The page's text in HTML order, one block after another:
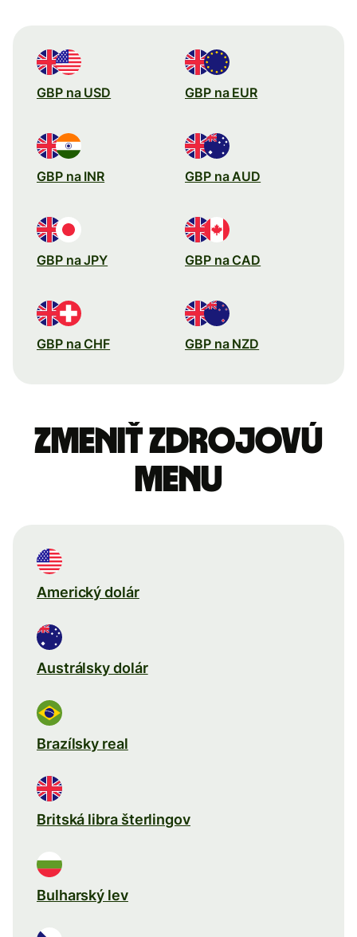
GBP na USD GBP na EUR
GBP na INR GBP na AUD
GBP na JPY GBP na CAD
GBP na CHF GBP na NZD
Zmeniť zdrojovú
menu
Americký dolár
Austrálsky dolár
Brazílsky real
Britská libra šterlingov
Bulharský lev